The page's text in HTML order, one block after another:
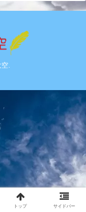
.
トップ サイドバー